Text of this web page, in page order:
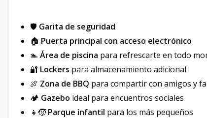
🛡️ Garita de seguridad
🏠 Puerta principal con acceso electrónico
🏊Área de piscina para refrescarte en todo
🔐 Lockers para almacenamiento adicional
🍖 Zona de BBQ para compartir con amigos y
🏕️ Gazebo ideal para encuentros sociales
👧🧒 Parque infantil para los más pequeños